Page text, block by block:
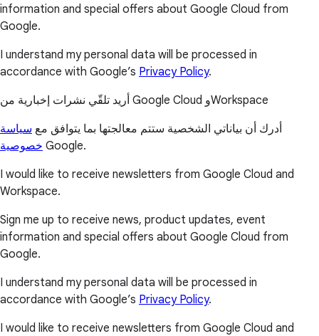
information and special offers about Google Cloud from
Google.
I understand my personal data will be processed in
accordance with Google’s Privacy Policy.
أريد تلقّي نشرات إخبارية من Google Cloud وWorkspace
أدرك أن بياناتي الشخصية ستتم معالجتها بما يتوافق مع سياسة
خصوصية Google.
I would like to receive newsletters from Google Cloud and
Workspace.
Sign me up to receive news, product updates, event
information and special offers about Google Cloud from
Google.
I understand my personal data will be processed in
accordance with Google’s Privacy Policy.
I would like to receive newsletters from Google Cloud and